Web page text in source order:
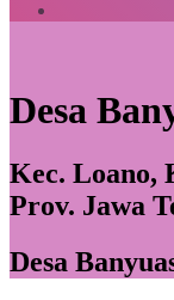
Desa
Kec. Loano,
Prov. Jawa
Desa